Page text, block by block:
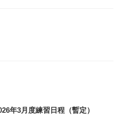
年3月度練習日程（暫定）